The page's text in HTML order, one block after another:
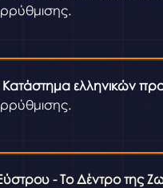
ελληνικών
- Το Δέντρο της